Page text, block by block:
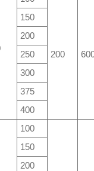
200
150
200
250
300
375
400
100
150
200